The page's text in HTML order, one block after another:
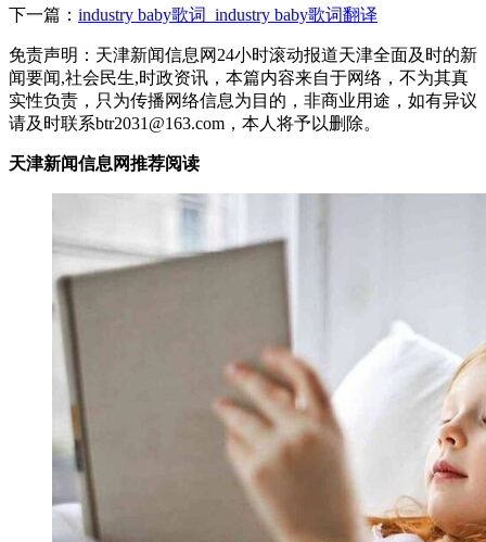
下一篇： industry baby歌词_industry baby歌词翻译
免责声明：天津新闻信息网24小时滚动报道天津全面及时的新
闻要闻,社会民生,时政资讯，本篇内容来自于网络，不为其真
实性负责，只为传播网络信息为目的，非商业用途，如有异议
请及时联系btr2031@163.com，本人将予以删除。
天津新闻信息网推荐阅读